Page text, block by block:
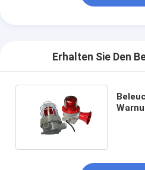
Erhalten Sie Den